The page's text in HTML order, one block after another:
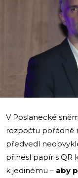
V Poslanecké
rozpočtu pořádně
předvedl
přinesl papír s QR
k jedinému – aby